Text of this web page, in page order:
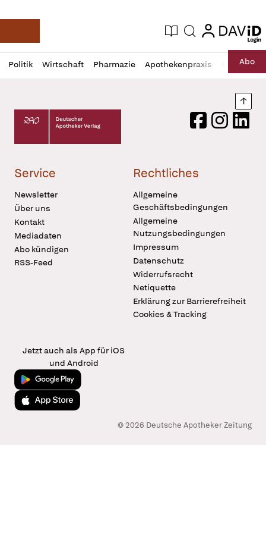
Deutsche Apotheker Zeitung
Aktuelle Ausgabe
Suche login
login
Politik Wirtschaft Pharmazie Apothekenpraxis RechtAbo
Profil
öffnen
Daz
Pur
Deutscher Apotheker Verlag Logo
FacebookInstagram
Service
Newsletter
Über uns
Kontakt
Mediadaten
Abo kündigen
RSS-Feed
Rechtliches
Allgemeine
Geschäftsbedingungen
Allgemeine
Nutzungsbedingungen
Impressum
Datenschutz
Widerrufsrecht
Netiquette
Erklärung zur Barrierefreiheit
Cookies & Tracking
Jetzt auch als App für iOS
und Android
Jetzt bei Google Play
Laden im App Store
© 2026 Deutsche Apotheker Zeitung